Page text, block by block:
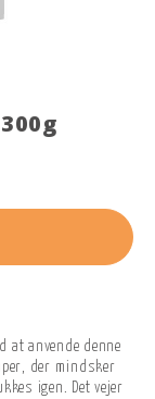
at anvende denne
der mindsker
igen. Det vejer